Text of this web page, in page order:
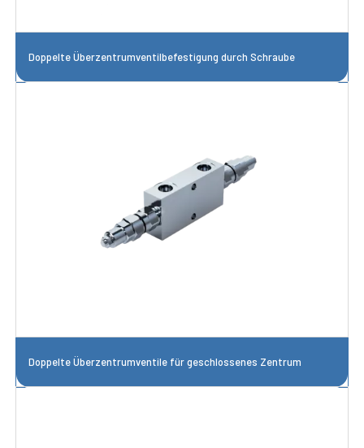
Doppelte Überzentrumventilbefestigung durch Schraube
Doppelte Überzentrumventile für geschlossenes Zentrum